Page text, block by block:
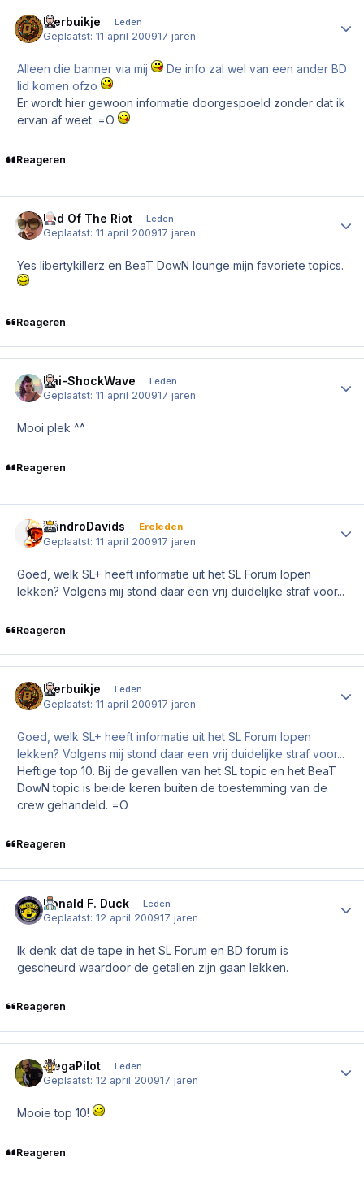
Bierbuikje Leden
Geplaatst:11 april 200917 jaren
Alleen die banner via mij
De info zal wel van een ander BD
lid komen ofzo
Er wordt hier gewoon informatie doorgespoeld zonder dat ik
ervan af weet. =O
Reageren
End Of The Riot Leden
Geplaatst:11 april 200917 jaren
Yes libertykillerz en BeaT DowN lounge mijn favoriete topics.
Reageren
Kai-ShockWave Leden
Geplaatst:11 april 200917 jaren
Mooi plek ^^
Reageren
NandroDavids Ereleden
Geplaatst:11 april 200917 jaren
Goed, welk SL+ heeft informatie uit het SL Forum lopen
lekken? Volgens mij stond daar een vrij duidelijke straf voor...
Reageren
Bierbuikje Leden
Geplaatst:11 april 200917 jaren
Goed, welk SL+ heeft informatie uit het SL Forum lopen
lekken? Volgens mij stond daar een vrij duidelijke straf voor...
Heftige top 10. Bij de gevallen van het SL topic en het BeaT
DowN topic is beide keren buiten de toestemming van de
crew gehandeld. =O
Reageren
Donald F. Duck Leden
Geplaatst:12 april 200917 jaren
Ik denk dat de tape in het SL Forum en BD forum is
gescheurd waardoor de getallen zijn gaan lekken.
Reageren
MegaPilot Leden
Geplaatst:12 april 200917 jaren
Mooie top 10!
Reageren